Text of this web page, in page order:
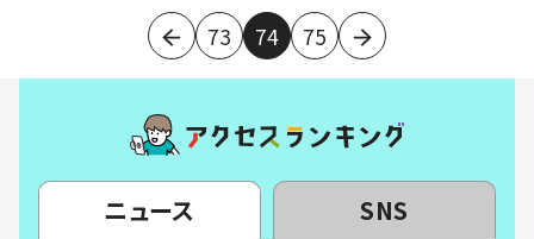
73 74 75
ニュース SNS